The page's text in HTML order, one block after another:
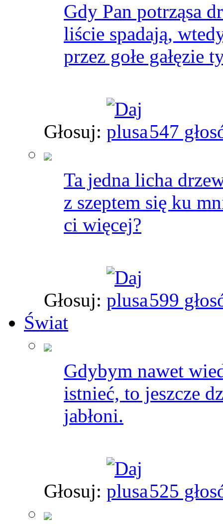
Gdy Pan potrząsa
liście spadają,
przez gołe gałęzie
Głosuj: 547
Ta jedna licha
z szeptem się ku
ci więcej?
Głosuj:
599
Świat
Gdybym nawet
istnieć, to jeszcze
jabłoni.
Głosuj: 525